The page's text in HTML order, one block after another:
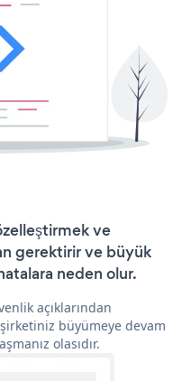
ve
gerektirir ve büyük
neden olur.
açıklarından
büyümeye devam
olasıdır.